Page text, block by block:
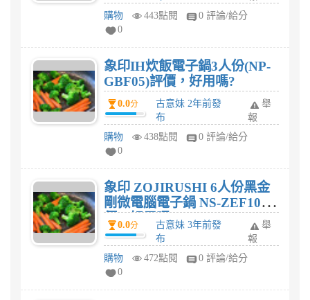
購物
443點閱
0 評論/給分
0
象印IH炊飯電子鍋3人份(NP-
GBF05)評價，好用嗎?
0.0分
古意妹 2年前發
布
舉
報
購物
438點閱
0 評論/給分
0
象印 ZOJIRUSHI 6人份黑金
剛微電腦電子鍋 NS-ZEF10評
價，好用嗎?
0.0分
古意妹 3年前發
布
舉
報
購物
472點閱
0 評論/給分
0